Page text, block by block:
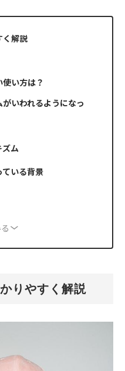
く解説
い方は？
いわれるようになっ
ズム
ている背景
りやすく解説